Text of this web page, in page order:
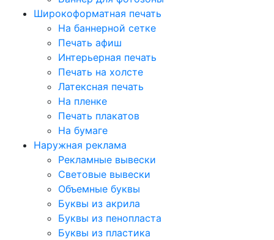
Широкоформатная печать
На баннерной сетке
Печать афиш
Интерьерная печать
Печать на холсте
Латексная печать
На пленке
Печать плакатов
На бумаге
Наружная реклама
Рекламные вывески
Световые вывески
Объемные буквы
Буквы из акрила
Буквы из пенопласта
Буквы из пластика